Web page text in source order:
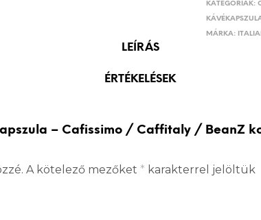
KATEGÓRIÁK:
MÁRKA:
LEÍRÁS
ÉRTÉKELÉSEK
– Cafissimo / Caffitaly / BeanZ
A kötelező mezőket * karakterrel jelöltük